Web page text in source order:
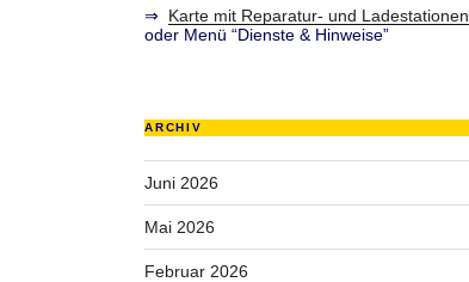
⇒ Karte mit Reparatur- und Ladestationen
oder Menü “Dienste & Hinweise”
ARCHIV
Juni 2026
Mai 2026
Februar 2026